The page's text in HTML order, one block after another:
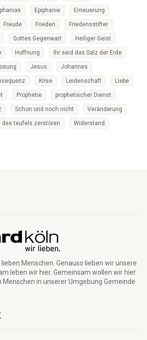
Epiphanie Erneuerung
Freude Frieden Friedensstifter
Gottes Gegenwart Heiliger Geist
Hoffnung Ihr seid das Salz der Erde
Jesus Johannes
Krise Leidenschaft Liebe
Prophetie prophetischer Dienst
Schon und noch nicht Veränderung
des teufels zerstören Widerstand
Menschen. Genauso lieben wir unsere
leben wir hier. Gemeinsam wollen wir hier
Menschen in unserer Umgebung Gemeinde